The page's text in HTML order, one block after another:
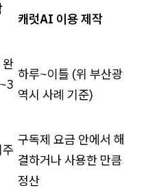
캐럿AI 이용 제작
완
하루~이틀 (위 부산광
역시 사례 기준)
구독제 요금 안에서 해
결하거나 사용한 만큼
정산